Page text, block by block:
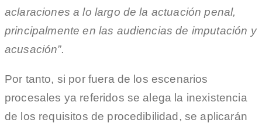
aclaraciones a lo largo de la actuación penal,
principalmente en las audiencias de imputación y
acusación”.
Por tanto, si por fuera de los escenarios
procesales ya referidos se alega la inexistencia
de los requisitos de procedibilidad, se aplicarán